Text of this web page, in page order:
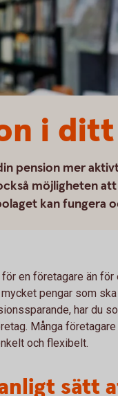
i
pension mer
möjligheten
kan fungera
en företagare än för
pengar som
har du
Många
och flexibelt.
sätt